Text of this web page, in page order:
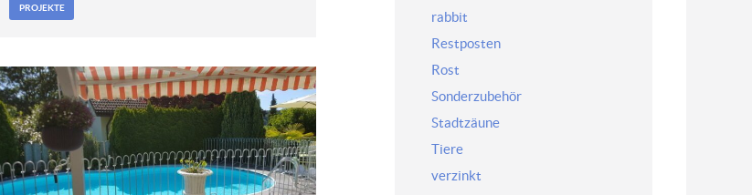
PROJEKTE
rabbit
Restposten
Rost
Sonderzubehör
Stadtzäune
Tiere
verzinkt